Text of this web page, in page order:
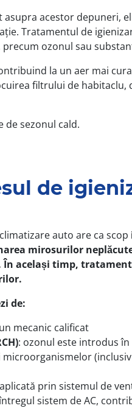
acestor depuneri,
Tratamentul de
ozonul sau
la un aer mai
filtrului de habitaclu,
de sezonul cald.
de
auto are ca scop
mirosurilor
același timp,
de:
mecanic calificat
: ozonul este introdus
(inclusiv
prin sistemul de
sistem de AC,